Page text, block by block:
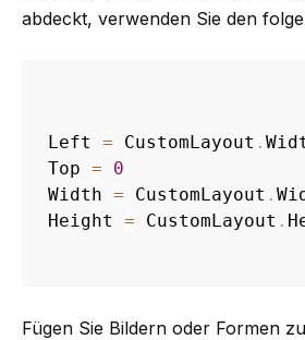
abdeckt, verwenden Sie den
Left = CustomLayout .
Top =
0
Width = CustomLayout .
Height = CustomLayout .
Fügen Sie Bildern oder Formen